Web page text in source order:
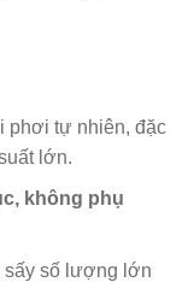
phơi tự nhiên, đặc
lớn.
không phụ
sấy số lượng lớn